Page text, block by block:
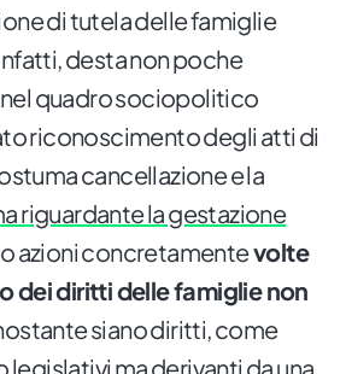
di tutela delle famiglie
desta non poche
quadro sociopolitico
riconoscimento degli atti di
cancellazione e la
riguardante la gestazione
azioni concretamentevolte
dei diritti delle famiglie non
siano diritti, come
ma derivanti da una